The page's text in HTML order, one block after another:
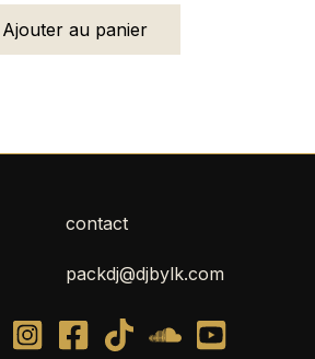
Ajouter au panier
contact
packdj@djbylk.com